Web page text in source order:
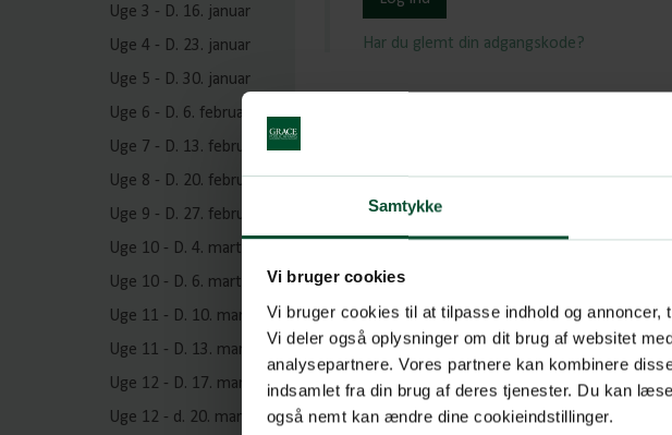
Samtykke
Vi bruger cookies
Vi bruger cookies til at tilpasse indhold og
Vi deler også oplysninger om dit brug af websitet
analysepartnere. Vores partnere kan kombinere
indsamlet fra din brug af deres tjenester. Du kan
også nemt kan ændre dine cookieindstillinger.
Uge 3 - D. 16. januar
Uge 4 - D. 23. januar
Uge 5 - D. 30. januar
Uge 6 - D. 6. februar
Uge 7 - D. 13. februar
Uge 8 - D. 20. februar
Uge 9 - D. 27. februar
Uge 10 - D. 4. marts
Uge 10 - D. 6. marts
Uge 11 - D. 10. marts
Uge 11 - D. 13. marts
Uge 12 - D. 17. marts
Uge 12 - d. 20. marts
Har du glemt din adgangskode?